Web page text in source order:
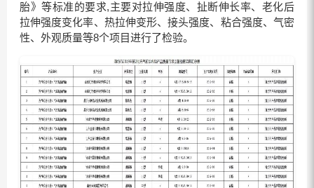
胎》等标准的要求,主要对拉伸强度、扯断伸长率、老化后
拉伸强度变化率、热拉伸变形、接头强度、粘合强度、气密
性、外观质量等8个项目进行了检验。